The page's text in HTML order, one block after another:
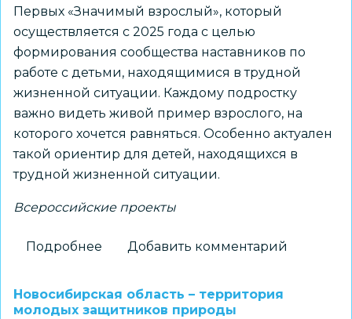
Первых «Значимый взрослый», который
осуществляется с 2025 года с целью
формирования сообщества наставников по
работе с детьми, находящимися в трудной
жизненной ситуации. Каждому подростку
важно видеть живой пример взрослого, на
которого хочется равняться. Особенно актуален
такой ориентир для детей, находящихся в
трудной жизненной ситуации.
Всероссийские проекты
Подробнее
значимым
взрослым!
Добавить комментарий
Новосибирская область – территория
молодых защитников природы